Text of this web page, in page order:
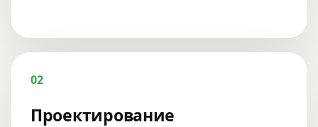
02
Проектирование